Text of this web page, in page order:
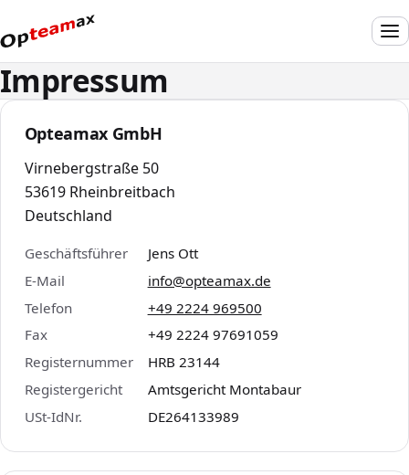
Impressum
Opteamax GmbH
Virnebergstraße 50
53619 Rheinbreitbach
Deutschland
Geschäftsführer
Jens Ott
E-Mail
info@opteamax.de
Telefon
+49 2224 969500
Fax
+49 2224 97691059
Registernummer
HRB 23144
Registergericht
Amtsgericht Montabaur
USt-IdNr.
DE264133989